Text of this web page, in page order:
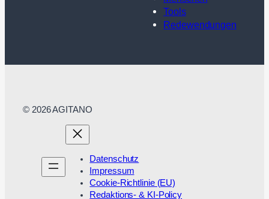
Tools
Redewendungen
© 2026 AGITANO
Datenschutz
Impressum
Cookie-Richtlinie (EU)
Redaktions- & KI-Policy